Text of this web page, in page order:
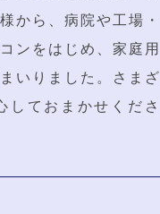
から、病院や工場・
ンをはじめ、家庭用
いりました。さまざ
しておまかせくださ